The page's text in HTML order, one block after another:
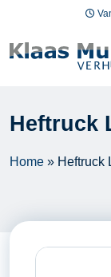
Ga naar inhoud
Heftruck
Home » Heftruck